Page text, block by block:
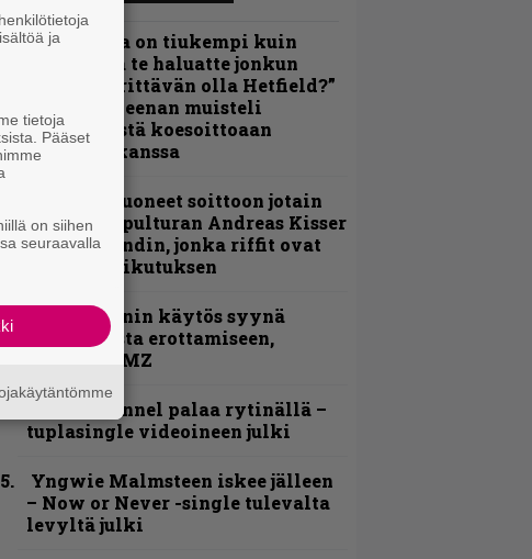
”Metallica on tiukempi kuin
koskaan ja te haluatte jonkun
nulikan yrittävän olla Hetfield?”
– Pepper Keenan muisteli
ensimmäistä koesoittoaan
hevijätin kanssa
”He ovat tuoneet soittoon jotain
uutta” – Sepulturan Andreas Kisser
nimeää bändin, jonka riffit ovat
tehneet vaikutuksen
Sid Wilsonin käytös syynä
Slipknotista erottamiseen,
raportoi TMZ
Blind Channel palaa rytinällä –
tuplasingle videoineen julki
Yngwie Malmsteen iskee jälleen
– Now or Never -single tulevalta
levyltä julki
ja
tietoja
Pääset
on siihen
seuraavalla